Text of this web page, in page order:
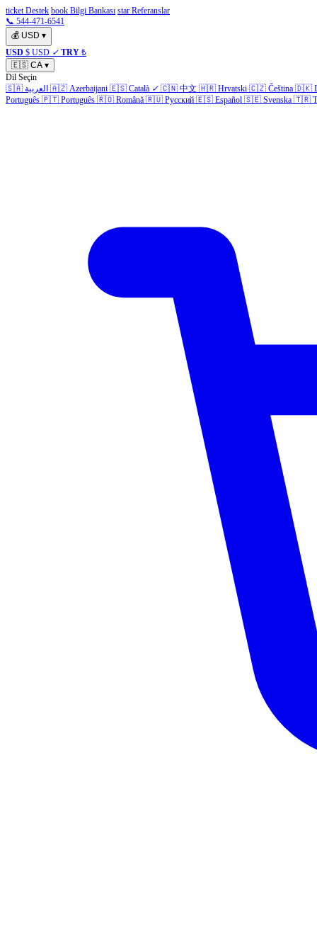
ticket Destek book Bilgi Bankası star Referanslar
📞 544-471-6541
💰 USD ▾
USD $ USD ✓ TRY ₺
🇪🇸 CA ▾
Dil Seçin
🇸🇦 العربية 🇦🇿 Azerbaijani 🇪🇸 Català ✓ 🇨🇳 中文 🇭🇷 Hrvatski 🇨🇿 Čeština 🇩🇰
Português 🇵🇹 Português 🇷🇴 Română 🇷🇺 Русский 🇪🇸 Español 🇸🇪 Svenska 🇹🇷